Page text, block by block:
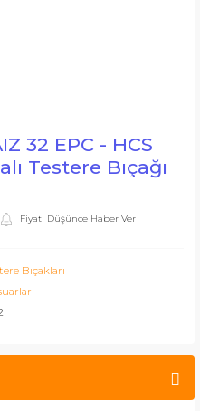
32 EPC - HCS
Testere Bıçağı
Fiyatı Düşünce Haber Ver
Bıçakları